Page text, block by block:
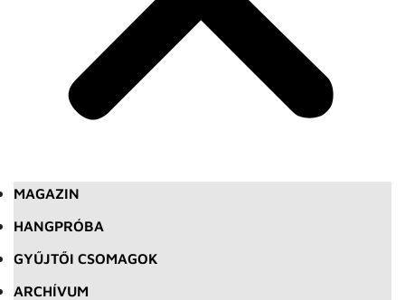
MAGAZIN
HANGPRÓBA
GYŰJTŐI CSOMAGOK
ARCHÍVUM